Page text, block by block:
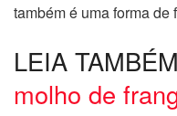
também é uma forma de
LEIA
molho de